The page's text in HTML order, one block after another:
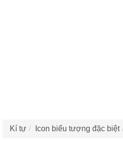
Kí tự Icon biểu tượng đặc biệt